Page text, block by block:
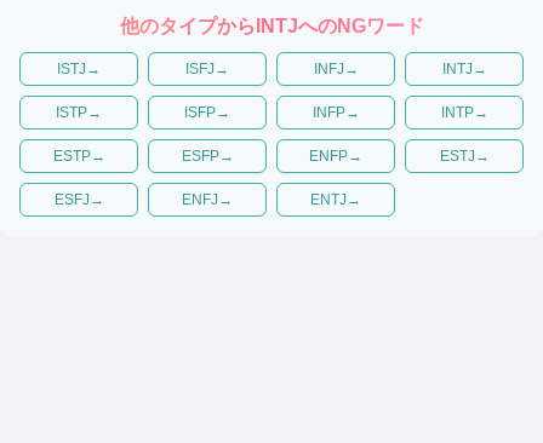
他のタイプから INTJへのNGワード
ISTJ → ISFJ → INFJ → INTJ →
ISTP→ ISFP→ INFP→ INTP→
ESTP→ ESFP→ ENFP→ ESTJ →
ESFJ → ENFJ → ENTJ →